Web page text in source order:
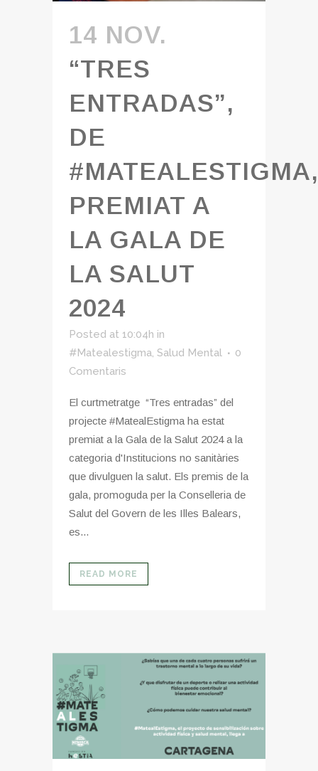
14 NOV.
“TRES
ENTRADAS”,
DE
#MATEALESTIGMA,
PREMIAT A
LA GALA DE
LA SALUT
2024
Posted at 10:04h in
#Matealestigma, Salud Mental
0
Comentaris
El curtmetratge “Tres entradas” del
projecte #MatealEstigma ha estat
premiat a la Gala de la Salut 2024 a la
categoria d'Institucions no sanitàries
que divulguen la salut. Els premis de la
gala, promoguda per la Conselleria de
Salut del Govern de les Illes Balears,
es...
READ MORE